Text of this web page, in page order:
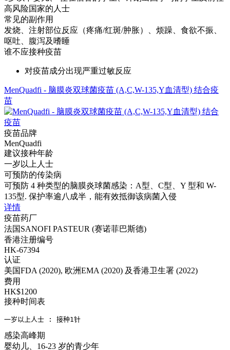
高风险国家的人士
常见的副作用
发烧、注射部位反应（疼痛/红斑/肿胀）、烦躁、食欲不振、
呕吐、腹泻及嗜睡
谁不应接种疫苗
对疫苗成分出现严重过敏反应
MenQuadfi - 脑膜炎双球菌疫苗 (A,C,W-135,Y血清型) 结合疫
苗
疫苗品牌
MenQuadfi
建议接种年龄
一岁以上人士
可预防的传染病
可预防 4 种类型的脑膜炎球菌感染：A型、C型、Y 型和 W-
135型. 保护率逾八成半，能有效抵御该病菌入侵
详情
疫苗药厂
法国SANOFI PASTEUR (赛诺菲巴斯德)
香港注册编号
HK-67394
认证
美国FDA (2020), 欧洲EMA (2020) 及香港卫生署 (2022)
费用
HK$1200
接种时间表
一岁以上人士 : 接种1针
感染高峰期
婴幼儿、16-23 岁的青少年